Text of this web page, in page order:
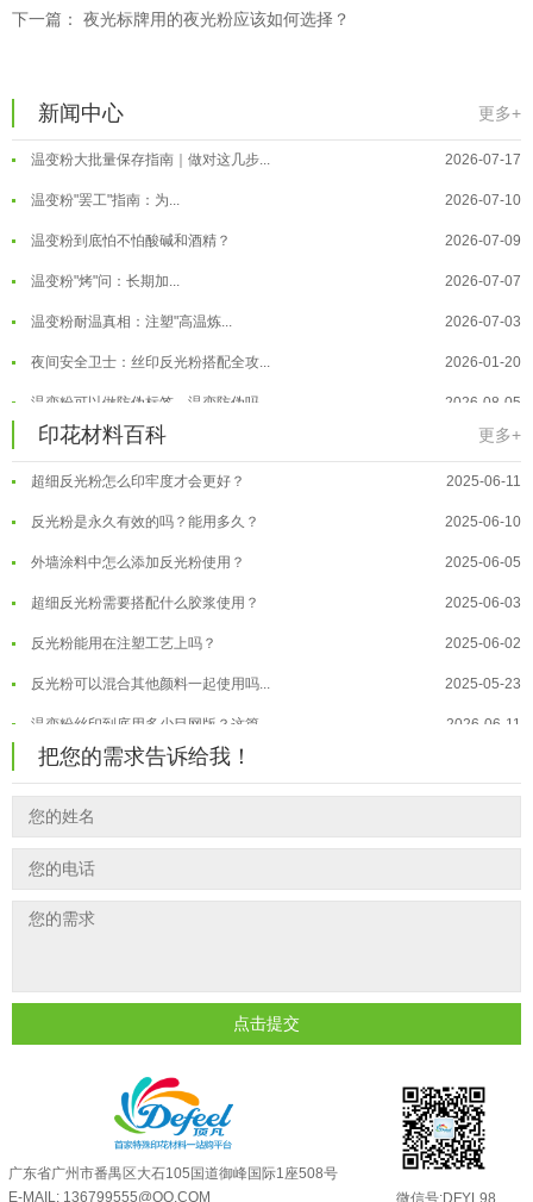
下一篇： 夜光标牌用的夜光粉应该如何选择？
新闻中心 更多+
温变粉适合做热变还是冷变？
温变粉保质期有多久？开封后如何保... 2026-07-20
温变粉大批量保存指南｜做对这几步... 2026-07-17
温变粉"罢工"指南：为... 2026-07-10
温变粉到底怕不怕酸碱和酒精？ 2026-07-09
温变粉"烤"问：长期加... 2026-07-07
温变粉耐温真相：注塑"高温炼... 2026-07-03
夜间安全卫士：丝印反光粉搭配全攻... 2026-01-20
温变粉可以做防伪标签、温变防伪吗... 2026-08-05
温变粉适合做热变还是冷变？ 2026-08-04
温变粉注塑后表面翻车？粗糙、颗粒... 2026-07-28
温变粉保质期有多久？开封后如何保... 2026-07-20
温变粉大批量保存指南｜做对这几步... 2026-07-17
温变粉"罢工"指南：为... 2026-07-10
温变粉到底怕不怕酸碱和酒精？ 2026-07-09
温变粉"烤"问：长期加... 2026-07-07
温变粉耐温真相：注塑"高温炼... 2026-07-03
夜间安全卫士：丝印反光粉搭配全攻...
印花材料百科 更多+
温变粉丝印到底用多少目网版？这篇...
反光粉太久不用结块要怎么处理？
印花温变粉最适合用在什么行业上呢...
油性反光粉怎么印花效果最好？ 2025-06-18
超细反光粉怎么印牢度才会更好？ 2025-06-11
反光粉是永久有效的吗？能用多久？ 2025-06-10
外墙涂料中怎么添加反光粉使用？ 2025-06-05
超细反光粉需要搭配什么胶浆使用？ 2025-06-03
反光粉能用在注塑工艺上吗？ 2025-06-02
反光粉可以混合其他颜料一起使用吗... 2025-05-23
温变粉丝印到底用多少目网版？这篇... 2026-06-11
反光粉太久不用结块要怎么处理？
印花温变粉最适合用在什么行业上呢... 2025-06-20
油性反光粉怎么印花效果最好？ 2025-06-18
超细反光粉怎么印牢度才会更好？
反光粉是永久有效的吗？能用多久？
超细反光粉需要搭配什么胶浆使用？ 2025-06-03
反光粉可以混合其他颜料一起使用吗...
把您的需求告诉给我！
点击提交
广东省广州市番禺区大石105国道御峰国际1座508号
E-MAIL: 136799555@QQ.COM
微信号:DFYL98